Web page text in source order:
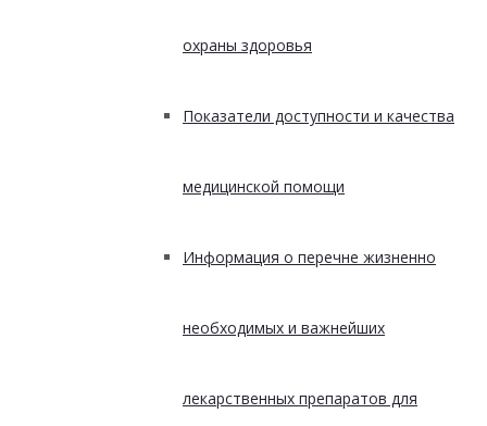
охраны здоровья
Показатели доступности и качества
медицинской помощи
Информация о перечне жизненно
необходимых и важнейших
лекарственных препаратов для